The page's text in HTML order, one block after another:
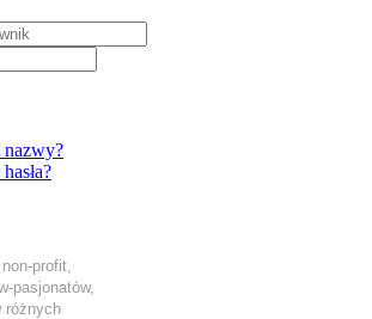
nazwy?
profit,
pasjonatów,
różnych